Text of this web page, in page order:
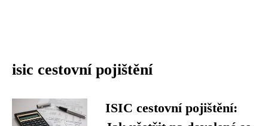
isic cestovní pojištění
ISIC cestovní pojištění: